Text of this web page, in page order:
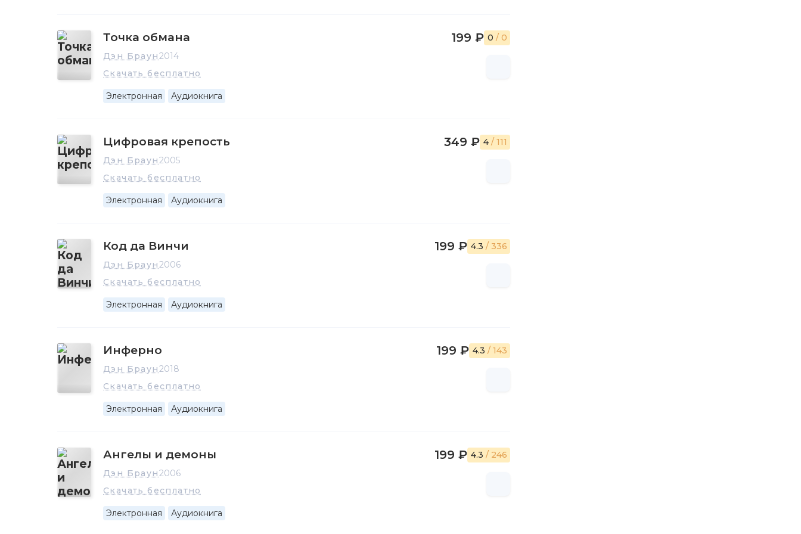
Точка обмана
Дэн Браун2014
Скачать бесплатно
Электронная Аудиокнига
199 ₽ 0 / 0
Цифровая крепость
Дэн Браун2005
Скачать бесплатно
Электронная Аудиокнига
349 ₽ 4 / 111
Код да Винчи
Дэн Браун2006
Скачать бесплатно
Электронная Аудиокнига
199 ₽ 4.3 / 336
Инферно
Дэн Браун2018
Скачать бесплатно
Электронная Аудиокнига
199 ₽ 4.3 / 143
Ангелы и демоны
Дэн Браун2006
Скачать бесплатно
Электронная Аудиокнига
199 ₽ 4.3 / 246